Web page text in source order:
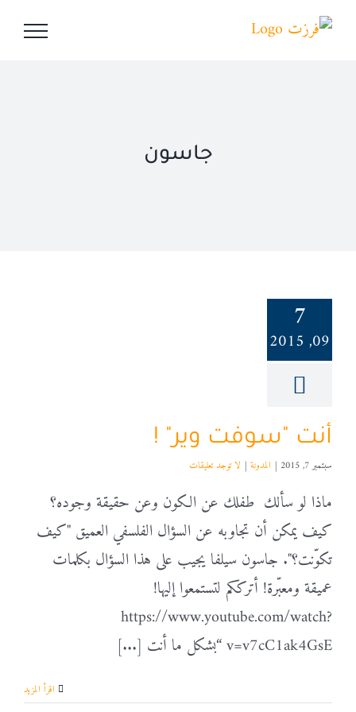
Skip
جاسون
7
09, 2015
أنت "سوفت وير" !
سبتمبر 7, 2015 | المدونة | لا توجد تعليقات
ماذا لو سألك طفلك عن الكون وعن حقيقة وجوده؟
كيف يمكن أن تجاوبه عن السؤال الفلسفي العميق "كيف
تكوّنت؟". جاسون سيلفا يجيب على هذا السؤال بكلمات
عميقة ومعبّرة! أترككم لتستمعوا إليها!
https://www.youtube.com/watch?
v=v7cC1ak4GsE “بشكل ما أنت [...]